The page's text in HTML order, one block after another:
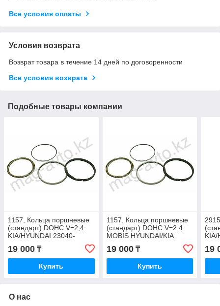
Все условия оплаты
Условия возврата
Возврат товара в течение 14 дней по договоренности
Все условия возврата
Подобные товары компании
1157, Кольца поршневые
(стандарт) DOHC V=2,4
KIA/HYUNDAI 23040-
19 000 ₸
Купить
1157, Кольца поршневые
(стандарт) DOHC V=2.4
MOBIS HYUNDAI/KIA
23040-38200
19 000₸
Купить
KIA/
19
О нас